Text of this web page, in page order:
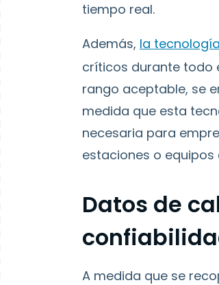
tiempo real.
Además, la
críticos durante todo
rango aceptable, se
medida que esta
necesaria para
estaciones o
Datos de
A medida que se